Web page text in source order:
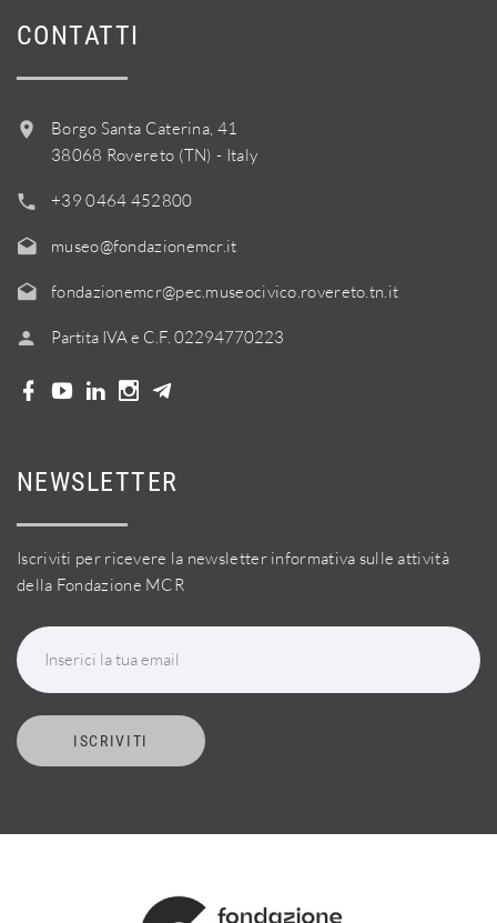
CONTATTI
Borgo Santa Caterina, 41
38068 Rovereto (TN) - Italy
+39 0464 452800
museo@fondazionemcr.it
fondazionemcr@pec.museocivico.rovereto.tn.it
Partita IVA e C.F. 02294770223
NEWSLETTER
Iscriviti per ricevere la newsletter informativa sulle attività
della Fondazione MCR
Inserici la tua email
ISCRIVITI